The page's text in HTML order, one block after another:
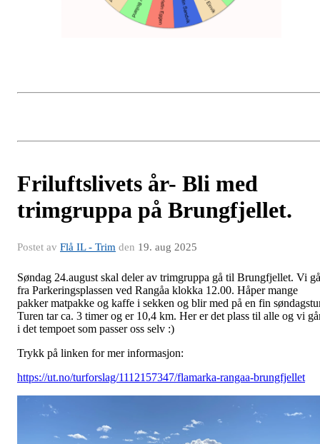
Friluftslivets år- Bli med
trimgruppa på Brungfjellet.
Postet av Flå IL - Trim den 19. aug 2025
Søndag 24.august skal deler av trimgruppa gå til Brungfjellet. Vi
fra Parkeringsplassen ved Rangåa klokka 12.00. Håper mange
pakker matpakke og kaffe i sekken og blir med på en fin
Turen tar ca. 3 timer og er 10,4 km. Her er det plass til alle og vi
i det tempoet som passer oss selv :)
Trykk på linken for mer informasjon:
https://ut.no/turforslag/1112157347/flamarka-rangaa-brungfjellet